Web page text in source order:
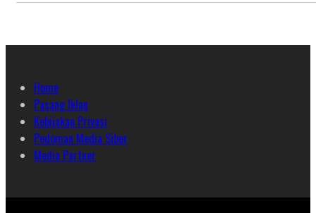
Home
Pasang Iklan
Kebijakan Privasi
Pedoman Media Siber
Media Partner